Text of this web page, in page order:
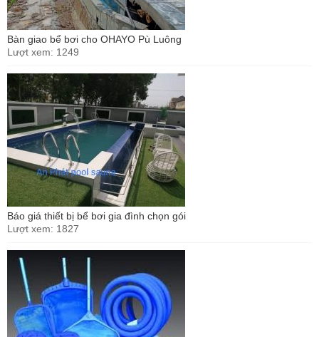
Bàn giao bể bơi cho OHAYO Pù Luông
Lượt xem: 1249
Báo giá thiết bị bể bơi gia đình chọn gói
Lượt xem: 1827